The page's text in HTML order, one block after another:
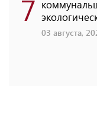
7
03 августа,